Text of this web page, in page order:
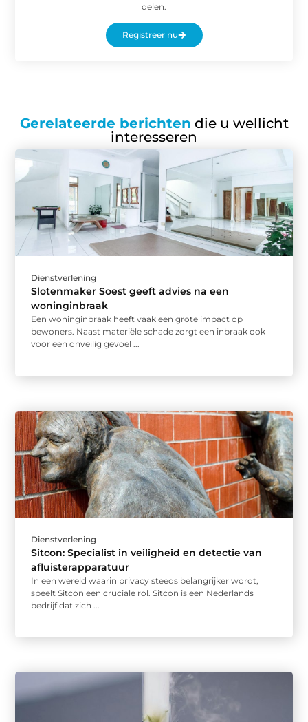
delen.
Registreer nu
Gerelateerde berichten die u wellicht
interesseren
Dienstverlening
Slotenmaker Soest geeft advies na een
woninginbraak
Een woninginbraak heeft vaak een grote impact op
bewoners. Naast materiële schade zorgt een inbraak ook
voor een onveilig gevoel ...
Dienstverlening
Sitcon: Specialist in veiligheid en detectie van
afluisterapparatuur
In een wereld waarin privacy steeds belangrijker wordt,
speelt Sitcon een cruciale rol. Sitcon is een Nederlands
bedrijf dat zich ...